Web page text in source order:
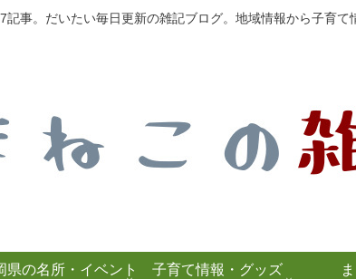
記事。だいたい毎日更新の雑記ブログ。地域情報から子
県の名所・イベント
子育て情報・グッズ